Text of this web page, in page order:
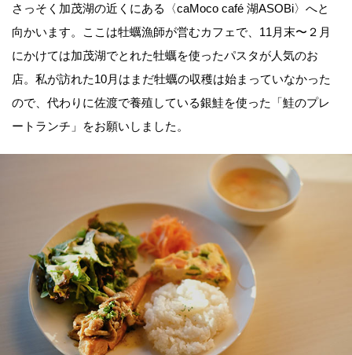
さっそく加茂湖の近くにある〈caMoco café 湖ASOBi〉へと
向かいます。ここは牡蠣漁師が営むカフェで、11月末〜２月
にかけては加茂湖でとれた牡蠣を使ったパスタが人気のお
店。私が訪れた10月はまだ牡蠣の収穫は始まっていなかった
ので、代わりに佐渡で養殖している銀鮭を使った「鮭のプレ
ートランチ」をお願いしました。